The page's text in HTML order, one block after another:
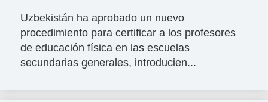
Uzbekistán ha aprobado un nuevo
procedimiento para certificar a los profesores
de educación física en las escuelas
secundarias generales, introducien...